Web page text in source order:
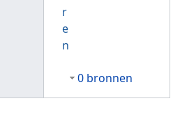
r
e
n
0 bronnen